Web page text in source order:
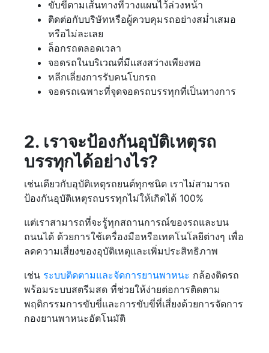
ขับขี่ตามเส้นทางที่วางแผนไว้ล่วงหน้า
ติดต่อกับบริษัทหรือผู้ควบคุมรถอย่างสม่ำเสมอ
หรือไม่ละเลย
ล็อกรถตลอดเวลา
จอดรถในบริเวณที่มีแสงสว่างเพียงพอ
หลีกเลี่ยงการรับคนโบกรถ
จอดรถเฉพาะที่จุดจอดรถบรรทุกที่เป็นทางการ
2. เราจะป้องกันอุบัติเหตุรถ
บรรทุกได้อย่างไร?
เช่นเดียวกับอุบัติเหตุรถยนต์ทุกชนิด เราไม่สามารถ
ป้องกันอุบัติเหตุรถบรรทุกไม่ให้เกิดได้ 100%
แต่เราสามารถที่จะรู้ทุกสถานการณ์ของรถและบน
ถนนได้ ด้วยการใช้เครื่องมือหรือเทคโนโลยีต่างๆ เพื่อ
ลดความเสี่ยงของอุบัติเหตุและเพิ่มประสิทธิภาพ
เช่น ระบบติดตามและจัดการยานพาหนะ กล้องติดรถ
พร้อมระบบสตรีมสด ที่ช่วยให้ง่ายต่อการติดตาม
พฤติกรรมการขับขี่และการขับขี่ที่เสี่ยงด้วยการจัดการ
กองยานพาหนะอัตโนมัติ